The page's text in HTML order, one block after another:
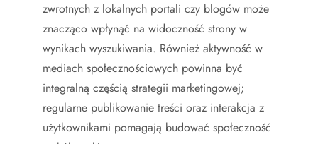
zwrotnych z lokalnych portali czy blogów może
znacząco wpłynąć na widoczność strony w
wynikach wyszukiwania. Również aktywność w
mediach społecznościowych powinna być
integralną częścią strategii marketingowej;
regularne publikowanie treści oraz interakcja z
użytkownikami pomagają budować społeczność